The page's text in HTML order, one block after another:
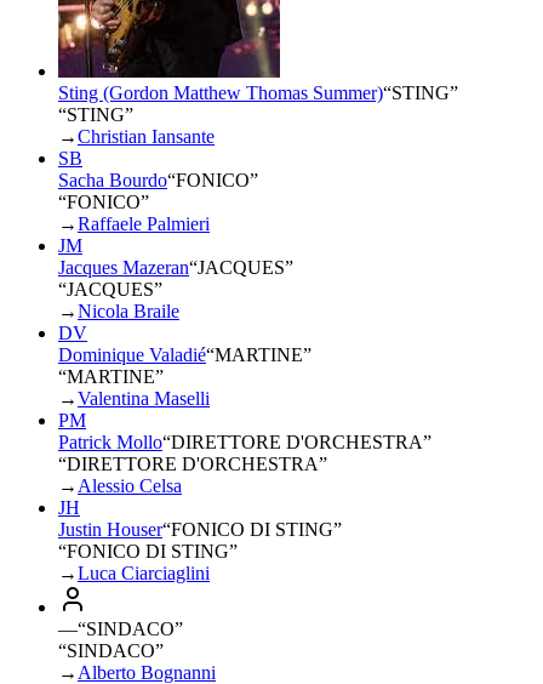
Sting (Gordon Matthew Thomas Summer)“STING”
“STING”
→Christian Iansante
SB
Sacha Bourdo“FONICO”
“FONICO”
→Raffaele Palmieri
JM
Jacques Mazeran“JACQUES”
“JACQUES”
→Nicola Braile
DV
Dominique Valadié“MARTINE”
“MARTINE”
→Valentina Maselli
PM
Patrick Mollo“DIRETTORE D'ORCHESTRA”
“DIRETTORE D'ORCHESTRA”
→ Alessio Celsa
JH
Justin Houser“FONICO DI STING”
“FONICO DI STING”
→Luca Ciarciaglini
—“SINDACO”
“SINDACO”
→ Alberto Bognanni